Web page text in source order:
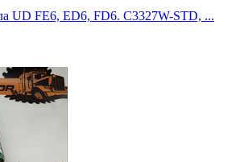
UD FE6, ED6, FD6. C3327W-STD, ...